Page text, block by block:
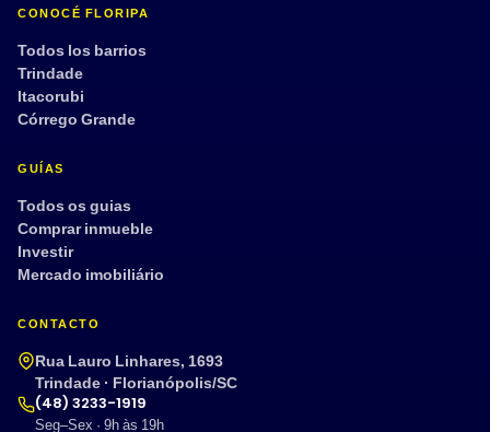
CONOCÉ FLORIPA
Todos los barrios
Trindade
Itacorubi
Córrego Grande
GUÍAS
Todos os guias
Comprar inmueble
Investir
Mercado imobiliário
CONTACTO
Rua Lauro Linhares, 1693
Trindade · Florianópolis/SC
(48) 3233-1919
Seg–Sex · 9h às 19h